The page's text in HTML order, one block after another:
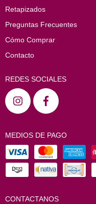
Retapizados
Preguntas Frecuentes
Cómo Comprar
Contacto
REDES SOCIALES
MEDIOS DE PAGO
CONTACTANOS